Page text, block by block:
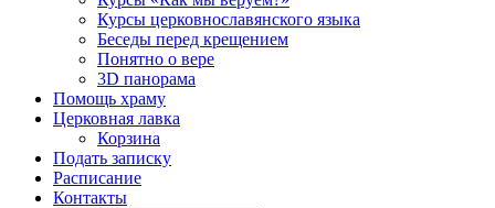
Курсы церковнославянского языка
Беседы перед крещением
Понятно о вере
3D панорама
Помощь храму
Церковная лавка
Корзина
Подать записку
Расписание
Контакты